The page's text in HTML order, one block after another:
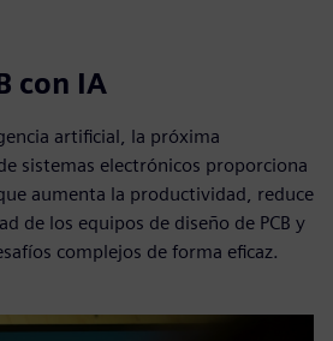
con IA
artificial, la próxima
sistemas electrónicos proporciona
aumenta la productividad, reduce
de los equipos de diseño de PCB y
complejos de forma eficaz.